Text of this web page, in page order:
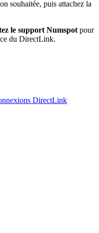
souhaitée, puis attachez la
le support Numspot pour
du DirectLink.
DirectLink